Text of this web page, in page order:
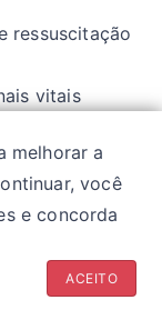
ressuscitação
vitais
Sintomas|
melhorar a
você
e concorda
ACEITO